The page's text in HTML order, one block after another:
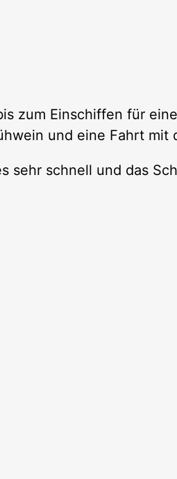
zum Einschiffen für
und eine Fahrt mit
sehr schnell und das